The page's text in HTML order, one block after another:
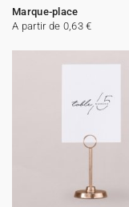
Marque-place
A partir de 0,63 €